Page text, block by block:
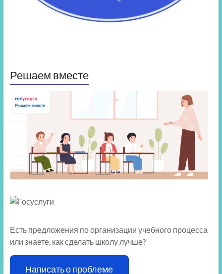
Решаем вместе
Есть предложения по организации учебного процесса
или знаете, как сделать школу лучше?
Написать о проблеме